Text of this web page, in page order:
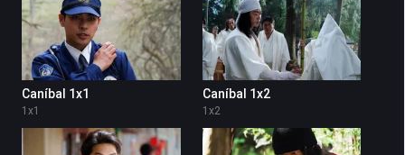
Caníbal 1x1
1 x1
Caníbal 1x2
1 x2